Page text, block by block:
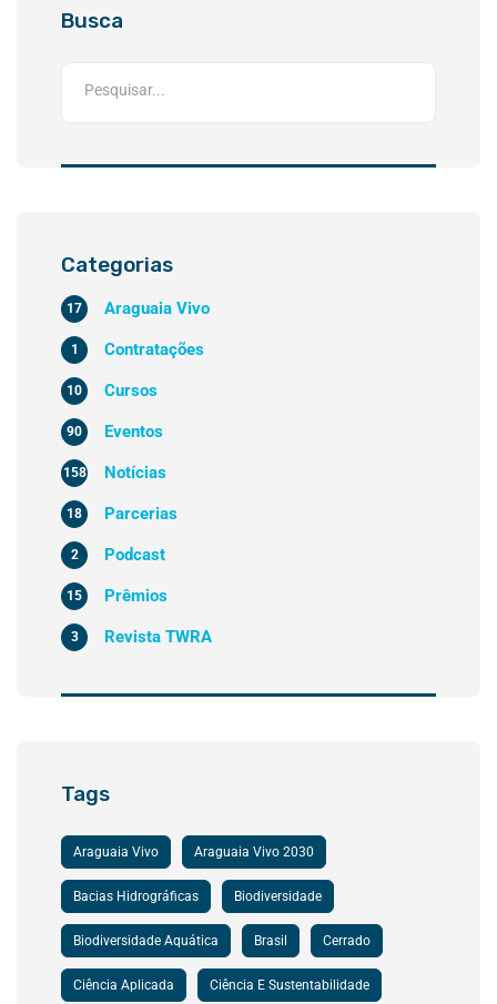
Busca
Categorias
Araguaia Vivo
17
Contratações
1
Cursos
10
Eventos
90
Notícias
158
Parcerias
18
Podcast
2
Prêmios
15
Revista TWRA
3
Tags
Araguaia Vivo Araguaia Vivo 2030
Bacias Hidrográficas Biodiversidade
Biodiversidade Aquática Brasil Cerrado
Ciência Aplicada Ciência E Sustentabilidade